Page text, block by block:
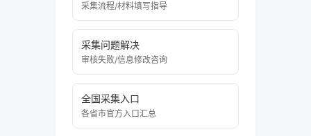
采集流程/材料填写指导
采集问题解决
审核失败/信息修改咨询
全国采集入口
各省市官方入口汇总